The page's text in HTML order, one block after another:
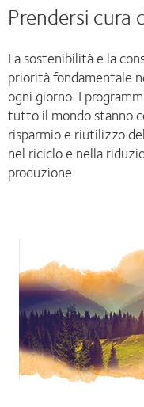
Prendersi cura
La sostenibilità e la
priorità fondamentale
ogni giorno. I
tutto il mondo stanno
risparmio e riutilizzo
nel riciclo e nella
produzione.